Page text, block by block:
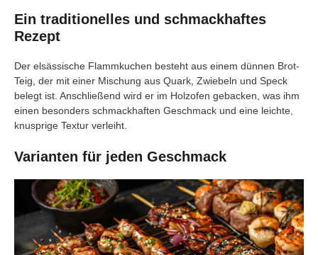
Ein traditionelles und schmackhaftes
Rezept
Der elsässische Flammkuchen besteht aus einem dünnen Brot-
Teig, der mit einer Mischung aus Quark, Zwiebeln und Speck
belegt ist. Anschließend wird er im Holzofen gebacken, was ihm
einen besonders schmackhaften Geschmack und eine leichte,
knusprige Textur verleiht.
Varianten für jeden Geschmack